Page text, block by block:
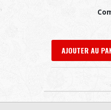
AJOUTER AU